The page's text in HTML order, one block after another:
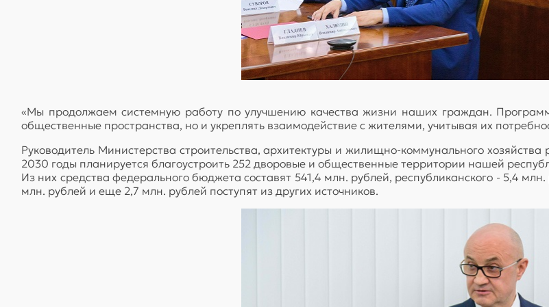
«Мы продолжаем системную работу по улучшению качества жизни наших граждан.
общественные пространства, но и укреплять взаимодействие с жителями, учитывая их
Руководитель Министерства строительства, архитектуры и жилищно-коммунального
2030 годы планируется благоустроить 252 дворовые и общественные территории нашей
Из них средства федерального бюджета составят 541,4 млн. рублей, республиканского - 5,4
млн. рублей и еще 2,7 млн. рублей поступят из других источников.